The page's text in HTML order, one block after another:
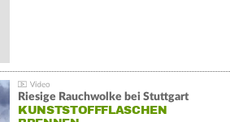
Riesige Rauchwolke bei Stuttgart
KUNSTSTOFFFLASCHEN